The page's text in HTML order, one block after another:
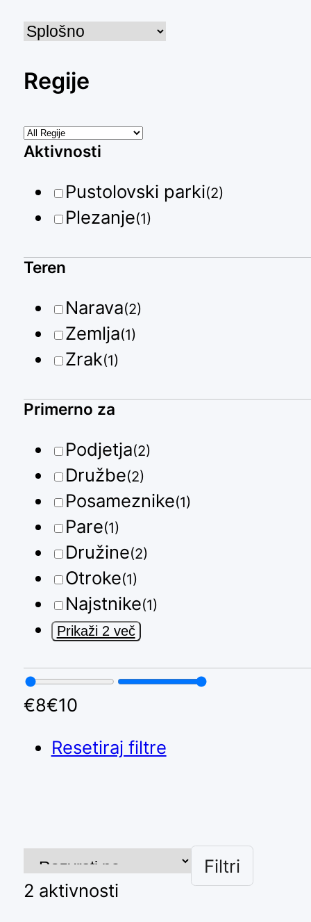
Regije
Aktivnosti
Pustolovski parki(2)
Plezanje(1)
Teren
Narava(2)
Zemlja(1)
Zrak(1)
Primerno za
Podjetja(2)
Družbe(2)
Posameznike(1)
Pare(1)
Družine(2)
Otroke(1)
Najstnike(1)
Prikaži 2 več
€8€10
Resetiraj filtre
Filtri
2 aktivnosti